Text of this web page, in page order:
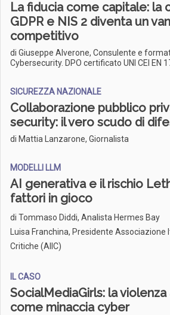
La fiducia come capitale: la
GDPR e NIS 2 diventa un
competitivo
di Giuseppe Alverone, Consulente e
Cybersecurity. DPO certificato UNI CEI EN
SICUREZZA NAZIONALE
Collaborazione pubblico
security: il vero scudo di
di Mattia Lanzarone, Giornalista
MODELLI LLM
AI generativa e il rischio
fattori in gioco
di Tommaso Diddi, Analista Hermes Bay
Luisa Franchina, Presidente
Critiche (AIIC)
IL CASO
SocialMediaGirls: la
come minaccia cyber